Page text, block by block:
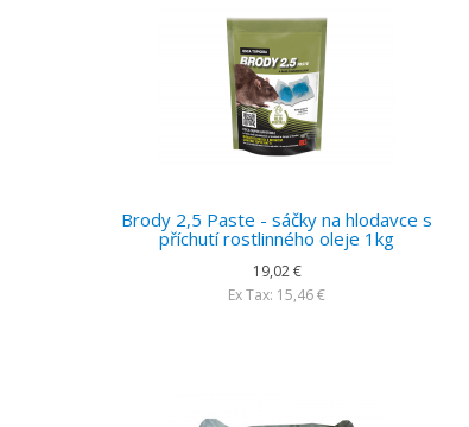
Brody 2,5 Paste - sáčky na hlodavce s
příchutí rostlinného oleje 1kg
19,02 €
Ex Tax: 15,46 €